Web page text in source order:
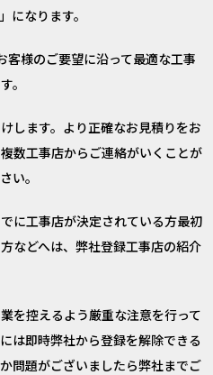
になります。
客様のご要望に沿って最適な工事
。
します。より正確なお見積りをお
数工事店からご連絡がいくことが
い。
に工事店が決定されている方最初
などへは、弊社登録工事店の紹介
を控えるよう厳重な注意を行って
は即時弊社から登録を解除できる
問題がございましたら弊社までご